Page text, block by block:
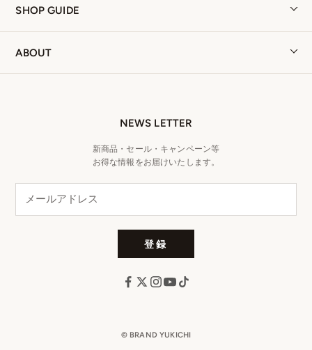
SHOP GUIDE
ABOUT
NEWS LETTER
新商品・セール・キャンペーン等
お得な情報をお届けいたします。
登録
© BRAND YUKICHI